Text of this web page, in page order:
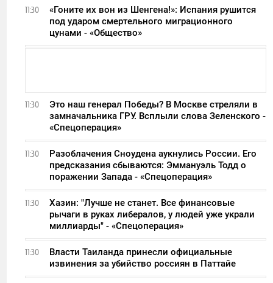
11:30
«Гоните их вон из Шенгена!»: Испания рушится
под ударом смертельного миграционного
цунами - «Общество»
11:30
Это наш генерал Победы? В Москве стреляли в
замначальника ГРУ. Всплыли слова Зеленского -
«Спецоперация»
11:30
Разоблачения Сноудена аукнулись России. Его
предсказания сбываются: Эммануэль Тодд о
поражении Запада - «Спецоперация»
11:30
Хазин: "Лучше не станет. Все финансовые
рычаги в руках либералов, у людей уже украли
миллиарды" - «Спецоперация»
11:30
Власти Таиланда принесли официальные
извинения за убийство россиян в Паттайе